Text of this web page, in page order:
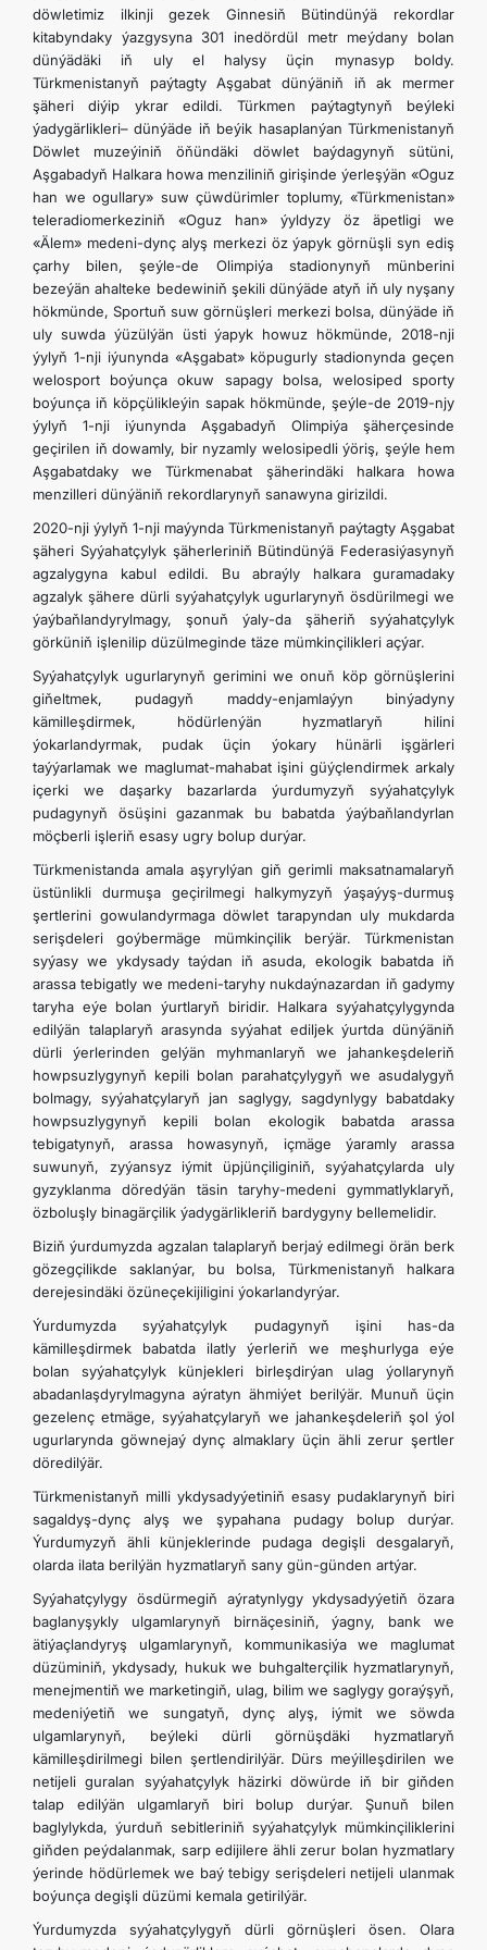
TOURISM
İLETIŞIM
döwletimiz ilkinji gezek Ginnesiň Bütindünýä rekordlar
kitabyndaky ýazgysyna 301 inedördül metr meýdany bolan
dünýädäki iň uly el halysy üçin mynasyp boldy.
Türkmenistanyň paýtagty Aşgabat dünýäniň iň ak mermer
şäheri diýip ykrar edildi. Türkmen paýtagtynyň beýleki
ýadygärlikleri– dünýäde iň beýik hasaplanýan Türkmenistanyň
Döwlet muzeýiniň öňündäki döwlet baýdagynyň sütüni,
Aşgabadyň Halkara howa menziliniň girişinde ýerleşýän «Oguz
han we ogullary» suw çüwdürimler toplumy, «Türkmenistan»
teleradiomerkeziniň «Oguz han» ýyldyzy öz äpetligi we
«Älem» medeni-dynç alyş merkezi öz ýapyk görnüşli syn ediş
çarhy bilen, şeýle-de Olimpiýa stadionynyň münberini
bezeýän ahalteke bedewiniň şekili dünýäde atyň iň uly nyşany
hökmünde, Sportuň suw görnüşleri merkezi bolsa, dünýäde iň
uly suwda ýüzülýän üsti ýapyk howuz hökmünde, 2018-nji
ýylyň 1-nji iýunynda «Aşgabat» köpugurly stadionynda geçen
welosport boýunça okuw sapagy bolsa, welosiped sporty
boýunça iň köpçülikleýin sapak hökmünde, şeýle-de 2019-njy
ýylyň 1-nji iýunynda Aşgabadyň Olimpiýa şäherçesinde
geçirilen iň dowamly, bir nyzamly welosipedli ýöriş, şeýle hem
Aşgabatdaky we Türkmenabat şäherindäki halkara howa
menzilleri dünýäniň rekordlarynyň sanawyna girizildi.
2020-nji ýylyň 1-nji maýynda Türkmenistanyň paýtagty Aşgabat
şäheri Syýahatçylyk şäherleriniň Bütindünýä Federasiýasynyň
agzalygyna kabul edildi. Bu abraýly halkara guramadaky
agzalyk şähere dürli syýahatçylyk ugurlarynyň ösdürilmegi we
ýaýbaňlandyrylmagy, şonuň ýaly-da şäheriň syýahatçylyk
görküniň işlenilip düzülmeginde täze mümkinçilikleri açýar.
Syýahatçylyk ugurlarynyň gerimini we onuň köp görnüşlerini
giňeltmek, pudagyň maddy-enjamlaýyn binýadyny
kämilleşdirmek, hödürlenýän hyzmatlaryň hilini
ýokarlandyrmak, pudak üçin ýokary hünärli işgärleri
taýýarlamak we maglumat-mahabat işini güýçlendirmek arkaly
içerki we daşarky bazarlarda ýurdumyzyň syýahatçylyk
pudagynyň ösüşini gazanmak bu babatda ýaýbaňlandyrlan
möçberli işleriň esasy ugry bolup durýar.
Türkmenistanda amala aşyrylýan giň gerimli maksatnamalaryň
üstünlikli durmuşa geçirilmegi halkymyzyň ýaşaýyş-durmuş
şertlerini gowulandyrmaga döwlet tarapyndan uly mukdarda
serişdeleri goýbermäge mümkinçilik berýär. Türkmenistan
syýasy we ykdysady taýdan iň asuda, ekologik babatda iň
arassa tebigatly we medeni-taryhy nukdaýnazardan iň gadymy
taryha eýe bolan ýurtlaryň biridir. Halkara syýahatçylygynda
edilýän talaplaryň arasynda syýahat ediljek ýurtda dünýäniň
dürli ýerlerinden gelýän myhmanlaryň we jahankeşdeleriň
howpsuzlygynyň kepili bolan parahatçylygyň we asudalygyň
bolmagy, syýahatçylaryň jan saglygy, sagdynlygy babatdaky
howpsuzlygynyň kepili bolan ekologik babatda arassa
tebigatynyň, arassa howasynyň, içmäge ýaramly arassa
suwunyň, zyýansyz iýmit üpjünçiliginiň, syýahatçylarda uly
gyzyklanma döredýän täsin taryhy-medeni gymmatlyklaryň,
özboluşly binagärçilik ýadygärlikleriň bardygyny bellemelidir.
Biziň ýurdumyzda agzalan talaplaryň berjaý edilmegi örän berk
gözegçilikde saklanýar, bu bolsa, Türkmenistanyň halkara
derejesindäki özüneçekijiligini ýokarlandyrýar.
Ýurdumyzda syýahatçylyk pudagynyň işini has-da
kämilleşdirmek babatda ilatly ýerleriň we meşhurlyga eýe
bolan syýahatçylyk künjekleri birleşdirýan ulag ýollarynyň
abadanlaşdyrylmagyna aýratyn ähmiýet berilýär. Munuň üçin
gezelenç etmäge, syýahatçylaryň we jahankeşdeleriň şol ýol
ugurlarynda göwnejaý dynç almaklary üçin ähli zerur şertler
döredilýär.
Türkmenistanyň milli ykdysadyýetiniň esasy pudaklarynyň biri
sagaldyş-dynç alyş we şypahana pudagy bolup durýar.
Ýurdumyzyň ähli künjeklerinde pudaga degişli desgalaryň,
olarda ilata berilýän hyzmatlaryň sany gün-günden artýar.
Syýahatçylygy ösdürmegiň aýratynlygy ykdysadyýetiň özara
baglanyşykly ulgamlarynyň birnäçesiniň, ýagny, bank we
ätiýaçlandyryş ulgamlarynyň, kommunikasiýa we maglumat
düzüminiň, ykdysady, hukuk we buhgalterçilik hyzmatlarynyň,
menejmentiň we marketingiň, ulag, bilim we saglygy goraýşyň,
medeniýetiň we sungatyň, dynç alyş, iýmit we söwda
ulgamlarynyň, beýleki dürli görnüşdäki hyzmatlaryň
kämilleşdirilmegi bilen şertlendirilýär. Dürs meýilleşdirilen we
netijeli guralan syýahatçylyk häzirki döwürde iň bir giňden
talap edilýän ulgamlaryň biri bolup durýar. Şunuň bilen
baglylykda, ýurduň sebitleriniň syýahatçylyk mümkinçiliklerini
giňden peýdalanmak, sarp edijilere ähli zerur bolan hyzmatlary
ýerinde hödürlemek we baý tebigy serişdeleri netijeli ulanmak
boýunça degişli düzümi kemala getirilýär.
Ýurdumyzda syýahatçylygyň dürli görnüşleri ösen. Olara